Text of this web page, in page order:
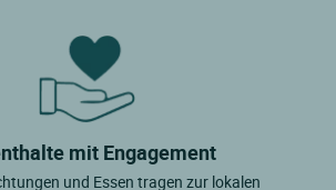
mit Engagement
und Essen tragen zur lokalen